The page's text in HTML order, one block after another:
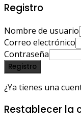
Registro
Nombre de usuario
Correo electrónico
Contraseña
Registro
¿Ya tienes una
Restablecer la